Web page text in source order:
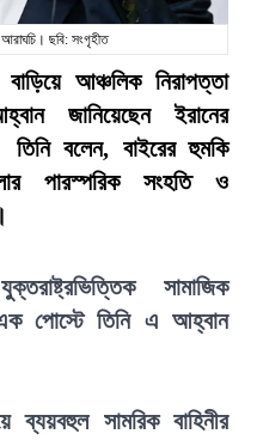
আরাঘচি। ছবি: সংগৃহীত
আঞ্চলিক নিরাপত্তা
জানিয়েছেন ইরানের
তিনি বলেন, বাইরের হুমকি
পারস্পরিক সংহতি ও
সামাজিক
পোস্টে তিনি এ আহ্বান
ব্যয়বহুল সামরিক বাহিনীর